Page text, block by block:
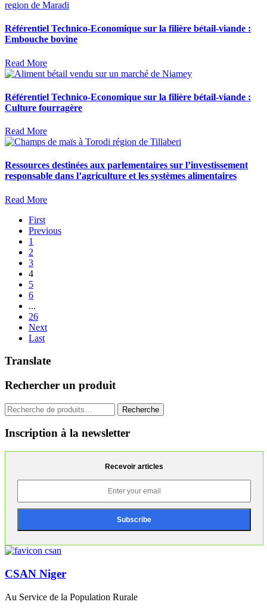
Référentiel Technico-Economique sur la filière bétail-viande :
Embouche bovine
Read More
Référentiel Technico-Economique sur la filière bétail-viande :
Culture fourragère
Read More
Ressources destinées aux parlementaires sur l’investissement
responsable dans l’agriculture et les systèmes alimentaires
Read More
First
Previous
1
2
3
4
5
6
...
26
Next
Last
Translate
Rechercher un produit
Recherche
pour :
Recherche
Inscription à la newsletter
Recevoir articles
CSAN Niger
Au Service de la Population Rurale